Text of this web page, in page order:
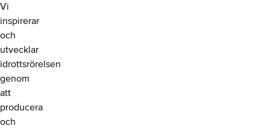
Vi
inspirerar
och
utvecklar
idrottsrörelsen
genom
att
producera
och